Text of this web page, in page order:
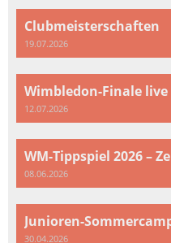
Clubmeisterschaften
19.07.2026
Wimbledon-Finale live
12.07.2026
WM-Tippspiel 2026 –
08.06.2026
Junioren-
30.04.2026